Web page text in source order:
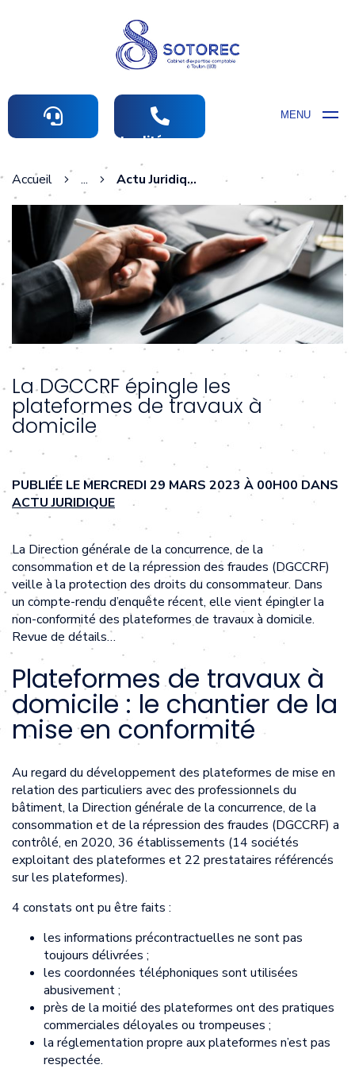
MENU
Actualités comptables
Accueil ... Actu Juridique
La DGCCRF épingle les
plateformes de travaux à
domicile
PUBLIÉE LE MERCREDI 29 MARS 2023 À 00H00 DANS
ACTU JURIDIQUE
La Direction générale de la concurrence, de la
consommation et de la répression des fraudes (DGCCRF)
veille à la protection des droits du consommateur. Dans
un compte-rendu d’enquête récent, elle vient épingler la
non-conformité des plateformes de travaux à domicile.
Revue de détails…
Plateformes de travaux à
domicile : le chantier de la
mise en conformité
Au regard du développement des plateformes de mise en
relation des particuliers avec des professionnels du
bâtiment, la Direction générale de la concurrence, de la
consommation et de la répression des fraudes (DGCCRF) a
contrôlé, en 2020, 36 établissements (14 sociétés
exploitant des plateformes et 22 prestataires référencés
sur les plateformes).
4 constats ont pu être faits :
les informations précontractuelles ne sont pas
toujours délivrées ;
les coordonnées téléphoniques sont utilisées
abusivement ;
près de la moitié des plateformes ont des pratiques
commerciales déloyales ou trompeuses ;
la réglementation propre aux plateformes n’est pas
respectée.